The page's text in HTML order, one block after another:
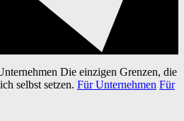
Die einzigen Grenzen, die
selbst setzen. Für Unternehmen Für